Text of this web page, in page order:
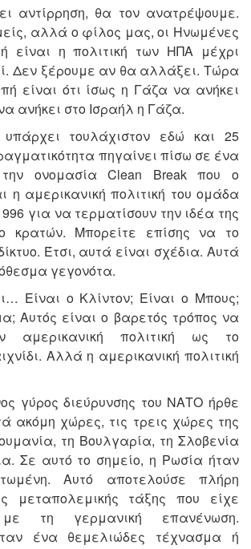
αντίρρηση, θα τον ανατρέψουμε.
αλλά ο φίλος μας, οι Ηνωμένες
είναι η πολιτική των ΗΠΑ μέχρι
Δεν ξέρουμε αν θα αλλάξει. Τώρα
είναι ότι ίσως η Γάζα να ανήκει
ανήκει στο Ισραήλ η Γάζα.
τουλάχιστον εδώ και 25
πηγαίνει πίσω σε ένα
ονομασία Clean Break που ο
η αμερικανική πολιτική του ομάδα
για να τερματίσουν την ιδέα της
κρατών. Μπορείτε επίσης να το
Έτσι, αυτά είναι σχέδια. Αυτά
γεγονότα.
Είναι ο Κλίντον; Είναι ο Μπους;
Αυτός είναι ο βαρετός τρόπος να
αμερικανική πολιτική ως το
Αλλά η αμερικανική πολιτική
γύρος διεύρυνσης του ΝΑΤΟ ήρθε
ακόμη χώρες, τις τρεις χώρες της
τη Βουλγαρία, τη Σλοβενία
Σε αυτό το σημείο, η Ρωσία ήταν
Αυτό αποτελούσε πλήρη
μεταπολεμικής τάξης που είχε
με τη γερμανική επανένωση.
ένα θεμελιώδες τέχνασμα ή